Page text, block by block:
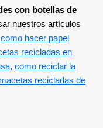
con botellas de
nuestros artículos
como hacer papel
recicladas en
, como reciclar la
macetas recicladas de